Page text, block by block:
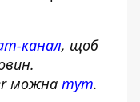
канал, щоб
можна тут.